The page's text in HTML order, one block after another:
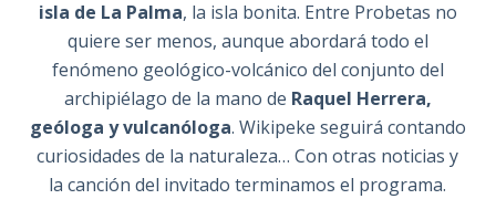
isla de La Palma, la isla bonita. Entre Probetas no
quiere ser menos, aunque abordará todo el
fenómeno geológico-volcánico del conjunto del
archipiélago de la mano de Raquel Herrera,
geóloga y vulcanóloga. Wikipeke seguirá contando
curiosidades de la naturaleza… Con otras noticias y
la canción del invitado terminamos el programa.